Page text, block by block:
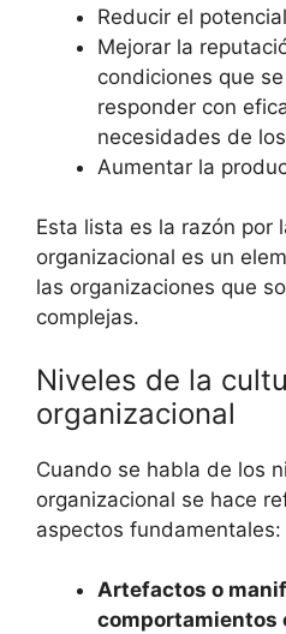
Reducir el
Mejorar la
condiciones que
responder con
necesidades de
Aumentar la
Esta lista es la razón por
organizacional es un
las organizaciones que
complejas.
Niveles de la
organizacional
Cuando se habla de los
organizacional se hace
aspectos fundamentales:
Artefactos o
comportamientos